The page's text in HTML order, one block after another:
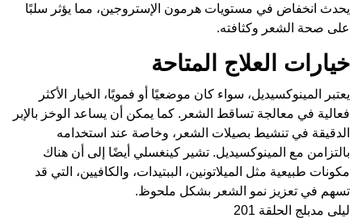
يحدث انخفاض في مستويات هرمون الإستروجين، مما يؤثر سلبًا
على صحة الشعر وكثافته.
خيارات العلاج المتاحة
يعتبر المينوكسيديل، سواء كان موضعيًا أو فمويًا، الخيار الأكثر
فعالية في معالجة تساقط الشعر. كما يمكن أن يساعد الوخز بالإبر
الدقيقة في تنشيط بصيلات الشعر، وخاصة عند استخدامه
بالتزامن مع المينوكسيديل. تشير كينغسلي أيضًا إلى أن هناك
مكونات طبيعية مثل الميلاتونين، الببتيدات، والكافيين، التي قد
تسهم في تعزيز نمو الشعر بشكل ملحوظ.
ليلى مدبلج الحلقة 201